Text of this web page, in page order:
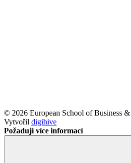
© 2026 European School of Business
Vytvořil digihive
Požaduji více informací